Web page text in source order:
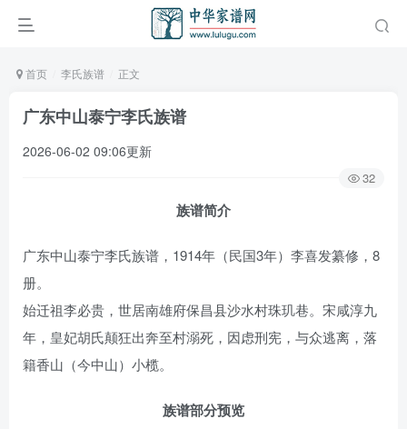
首页 李氏族谱 正文
广东中山泰宁李氏族谱
2026-06-02 09:06更新
32
族谱简介
广东中山泰宁李氏族谱，1914年（民国3年）李喜发纂修，8
册。
始迁祖李必贵，世居南雄府保昌县沙水村珠玑巷。宋咸淳九
年，皇妃胡氏颠狂出奔至村溺死，因虑刑宪，与众逃离，落
籍香山（今中山）小榄。
族谱部分预览